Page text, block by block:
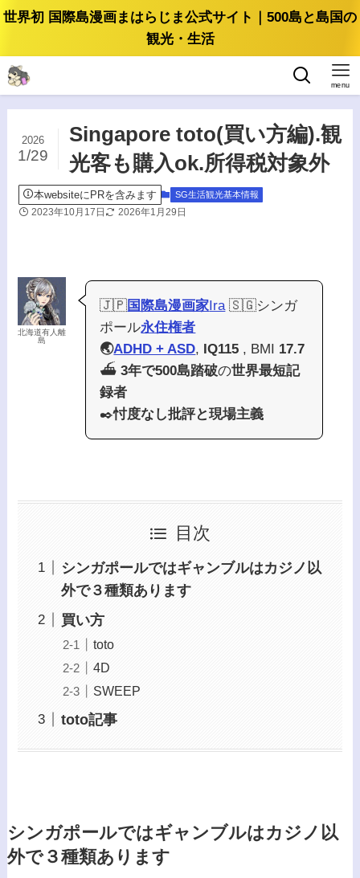
世界初 国際島漫画まはらじま公式サイト｜500島と島国の
観光・生活
menu
Singapore toto(買い方編).観
光客も購入ok.所得税対象外
2026
1/29
本websiteにPRを含みます SG生活観光基本情報
2023年10月17日 2026年1月29日
北海道有人離
島
🇯🇵国際島漫画家 Ira🇸🇬シンガ
ポール永住権者
🌏ADHD + ASD, IQ115 , BMI 17.7
⛴️3年で500島踏破の世界最短記
録者
✒️忖度なし批評と現場主義
目次
シンガポールではギャンブルはカジノ以
外で３種類あります
買い方
toto
4D
SWEEP
toto記事
シンガポールではギャンブルはカジノ以
外で３種類あります